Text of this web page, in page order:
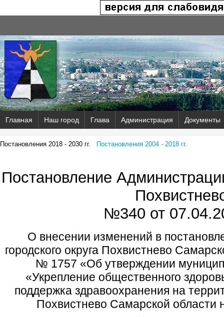
Главная Наш город Глава Администрация Документы
Постановления 2018 - 2030 гг. Постановления 2004 - 2018 гг.
Постановление
№340 от
О внесении изменений в
городского округа Похвистнево
№ 1757 «Об утверждении
«Укрепление общественного
поддержка здравоохранения на
Похвистнево Самарской области